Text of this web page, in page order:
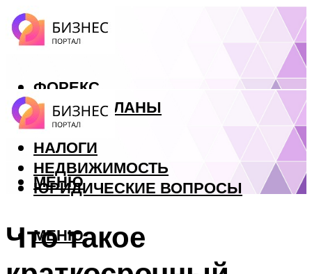
ФОРЕКС
БИЗНЕС ПЛАНЫ
КРЕДИТЫ
НАЛОГИ
НЕДВИЖИМОСТЬ
ЮРИДИЧЕСКИЕ ВОПРОСЫ
МЕНЮ
МЕНЮ
Что такое